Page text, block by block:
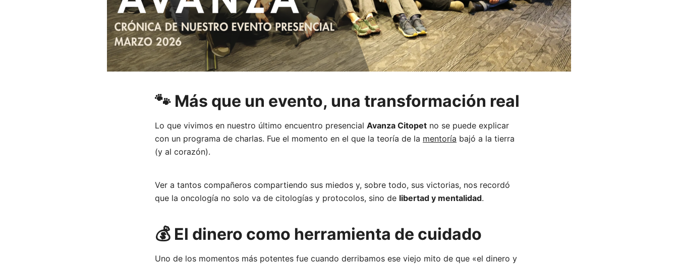
🐾 Más que un evento, una transformación real
Lo que vivimos en nuestro último encuentro presencial Avanza Citopet no se puede explicar
con un programa de charlas. Fue el momento en el que la teoría de la mentoría bajó a la tierra
(y al corazón).
Ver a tantos compañeros compartiendo sus miedos y, sobre todo, sus victorias, nos recordó
que la oncología no solo va de citologías y protocolos, sino de libertad y mentalidad.
💰 El dinero como herramienta de cuidado
Uno de los momentos más potentes fue cuando derribamos ese viejo mito de que «el dinero y